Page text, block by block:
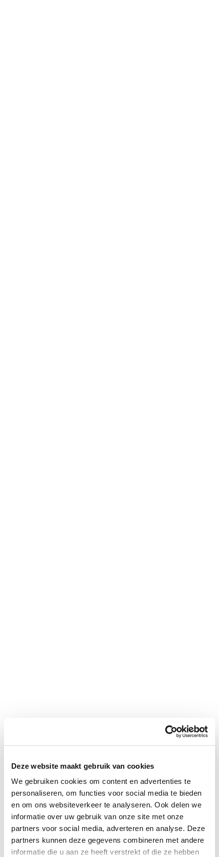
Deze website maakt gebruik van cookies
We gebruiken cookies om content en advertenties te
personaliseren, om functies voor social media te bieden
en om ons websiteverkeer te analyseren. Ook delen we
informatie over uw gebruik van onze site met onze
partners voor social media, adverteren en analyse. Deze
partners kunnen deze gegevens combineren met andere
informatie die u aan ze heeft verstrekt of die ze hebben